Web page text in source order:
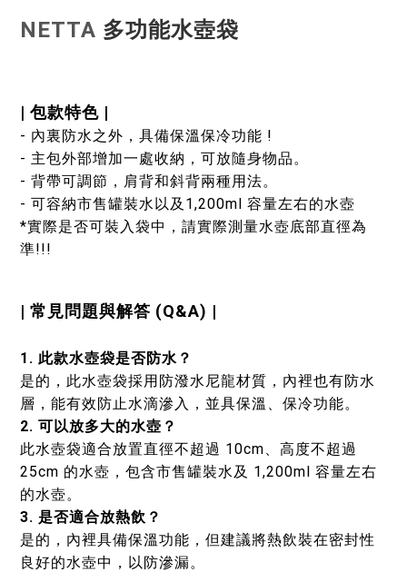
NETTA 多功能水壺袋
| 包款特色 |
- 內裏防水之外，具備保溫保冷功能 !
- 主包外部增加一處收納，可放隨身物品。
- 背帶可調節，肩背和斜背兩種用法。
- 可容納市售罐裝水以及1,200ml 容量左右的水壺
*實際是否可裝入袋中，請實際測量水壺底部直徑為
準!!!
| 常見問題與解答 (Q&A) |
1. 此款水壺袋是否防水？
是的，此水壺袋採用防潑水尼龍材質，內裡也有防水
層，能有效防止水滴滲入，並具保溫、保冷功能。
2. 可以放多大的水壺？
此水壺袋適合放置直徑不超過 10cm、高度不超過
25cm 的水壺，包含市售罐裝水及 1,200ml 容量左右
的水壺。
3. 是否適合放熱飲？
是的，內裡具備保溫功能，但建議將熱飲裝在密封性
良好的水壺中，以防滲漏。